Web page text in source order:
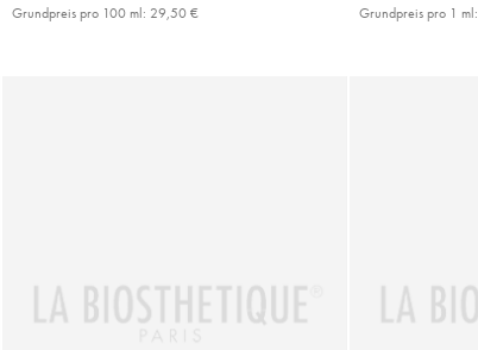
Grundpreis pro 100 ml: 29,50 € Grundpreis pro 1 ml: